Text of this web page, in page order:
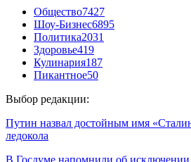
Общество7427
Шоу-Бизнес6895
Политика2031
Здоровье419
Кулинария187
Пикантное50
Выбор редакции:
Путин назвал достойным имя
ледокола
В Госдуме напомнили об